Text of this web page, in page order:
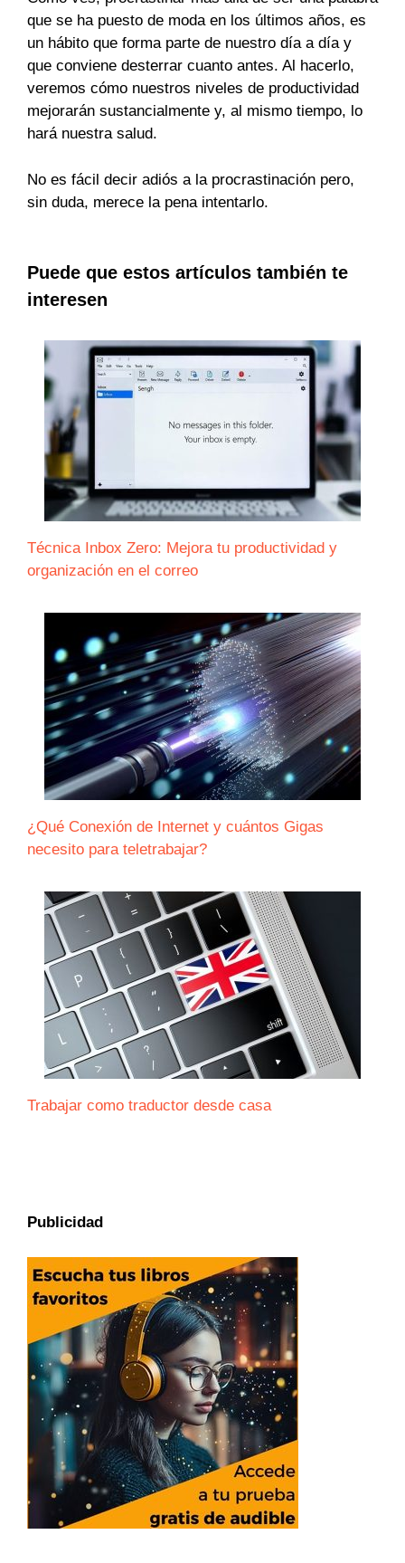
que se ha puesto de moda en los últimos años, es
un hábito que forma parte de nuestro día a día y
que conviene desterrar cuanto antes. Al hacerlo,
veremos cómo nuestros niveles de productividad
mejorarán sustancialmente y, al mismo tiempo, lo
hará nuestra salud.
No es fácil decir adiós a la procrastinación pero,
sin duda, merece la pena intentarlo.
Puede que estos artículos también te
interesen
Técnica Inbox Zero: Mejora tu productividad y
organización en el correo
¿Qué Conexión de Internet y cuántos Gigas
necesito para teletrabajar?
Trabajar como traductor desde casa
Publicidad